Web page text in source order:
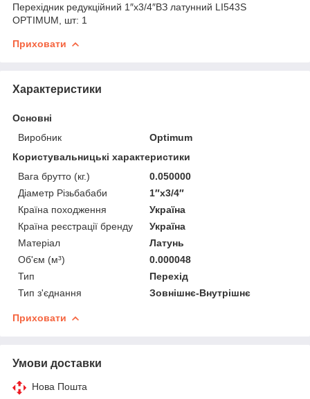
Перехідник редукційний 1″х3/4″ВЗ латунний LI543S
OPTIMUM, шт: 1
Приховати
Характеристики
Основні
Виробник
Optimum
Користувальницькі характеристики
Вага брутто (кг.)
0.050000
Діаметр Різьбабаби
1″x3/4″
Країна походження
Україна
Країна реєстрації бренду
Україна
Матеріал
Латунь
Об'єм (м³)
0.000048
Тип
Перехід
Тип з'єднання
Зовнішнє-Внутрішнє
Приховати
Умови доставки
Нова Пошта